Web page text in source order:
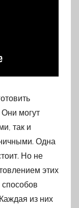
Они могут
так и
Одна
Но не
этих
из них